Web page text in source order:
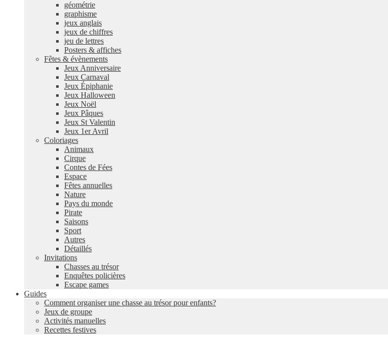
géométrie
graphisme
jeux anglais
jeux de chiffres
jeu de lettres
Posters & affiches
Fêtes & évènements
Jeux Anniversaire
Jeux Carnaval
Jeux Épiphanie
Jeux Halloween
Jeux Noël
Jeux Pâques
Jeux St Valentin
Jeux 1er Avril
Coloriages
Animaux
Cirque
Contes de Fées
Espace
Fêtes annuelles
Nature
Pays du monde
Pirate
Saisons
Sport
Autres
Détaillés
Invitations
Chasses au trésor
Enquêtes policières
Escape games
Guides
Comment organiser une chasse au trésor pour enfants?
Jeux de groupe
Activités manuelles
Recettes festives